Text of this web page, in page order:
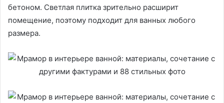
бетоном. Светлая плитка зрительно расширит
помещение, поэтому подходит для ванных любого
размера.